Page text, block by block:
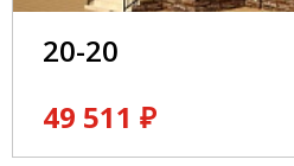
20-20
49 511 ₽